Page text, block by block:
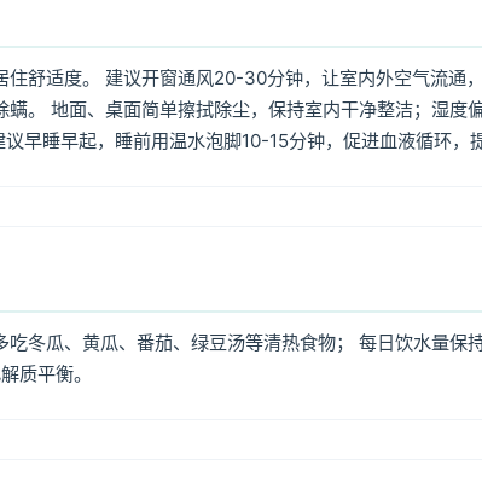
舒适度。 建议开窗通风20-30分钟，让室内外空气流通，
。 地面、桌面简单擦拭除尘，保持室内干净整洁；湿度
早睡早起，睡前用温水泡脚10-15分钟，促进血液循环，
冬瓜、黄瓜、番茄、绿豆汤等清热食物； 每日饮水量保
质平衡。